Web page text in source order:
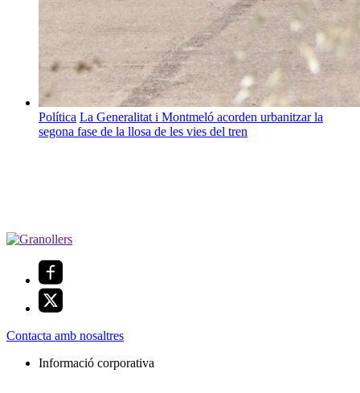
Política La Generalitat i Montmeló acorden urbanitzar la
segona fase de la llosa de les vies del tren
Contacta amb nosaltres
Informació corporativa